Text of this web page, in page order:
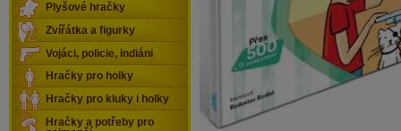
Plyšové hračky
Zvířátka a figurky
Vojáci, policie, indiáni
Hračky pro holky
Hračky pro kluky i holky
Hračky a potřeby pro